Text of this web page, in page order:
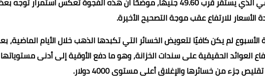
للارتفاع عقب موجة التصحيح الأخيرة.
الأسبوع لم يكن كافيًا لتعويض الخسائر التي تكبدها الذهب خلال الأيام